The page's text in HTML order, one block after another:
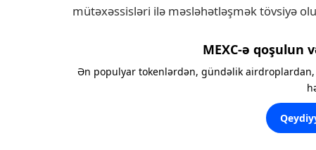
mütəxəssisləri ilə məsləhətləşmək tövsiyə
MEXC-ə qoşulun
Ən populyar tokenlərdən, gündəlik